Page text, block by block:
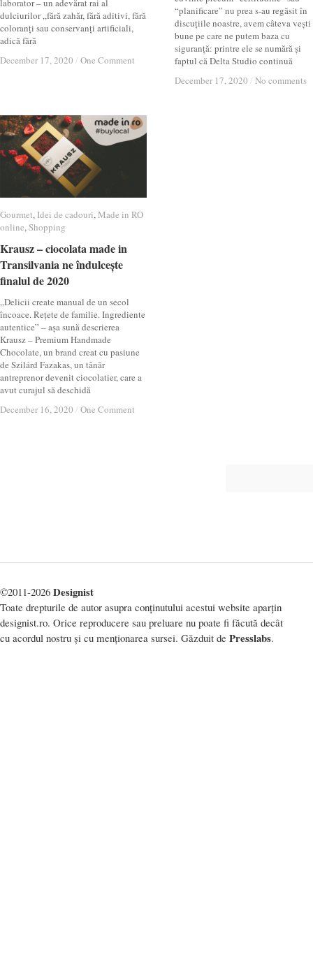
laborator – un adevărat rai al
dulciurilor „fără zahăr, fără aditivi, fără
coloranți sau conservanți artificiali,
adică fără
December 17, 2020 / One Comment
December 17, 2020 / One Comment
“planificare” nu prea s-au regăsit în
discuțiile noastre, avem câteva vești
bune pe care ne putem baza cu
siguranță: printre ele se numără și
faptul că Delta Studio continuă
December 17, 2020 / No comments
December 17, 2020 / No comments
Gourmet, Idei de cadouri,Made in RO
online,Shopping
Krausz – ciocolata made in
Transilvania ne îndulcește
finalul de 2020
„Delicii create manual de un secol
încoace. Rețete de familie. Ingrediente
autentice” – așa sună descrierea
Krausz – Premium Handmade
Chocolate, un brand creat cu pasiune
de Szilárd Fazakas, un tânăr
antreprenor devenit ciocolatier, care a
avut curajul să deschidă
December 16, 2020 / One Comment
Gourmet Idei de cadouri Made in RO
online Shopping
Krausz – ciocolata made in
Transilvania ne îndulcește
finalul de 2020
December 16, 2020 / One Comment
©2011-2026 Designist
Toate drepturile de autor asupra conținutului acestui website aparțin
designist.ro. Orice reproducere sau preluare nu poate fi făcută decât
cu acordul nostru și cu menționarea sursei. Găzduit de Presslabs.